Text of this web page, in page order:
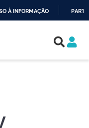
À INFORMAÇÃO